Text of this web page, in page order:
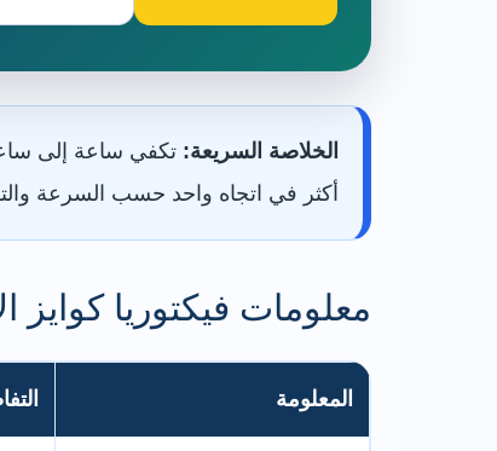
الخلاصة السريعة:
أكثر في اتجاه واحد حسب السرعة
معلومات فيكتوريا كوايز
المعلومة